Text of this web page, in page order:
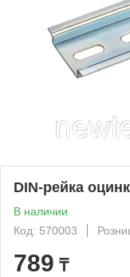
DIN-рейка
В наличии
Код: 570003
789 ₸